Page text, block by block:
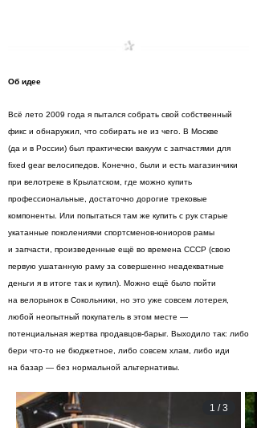
Об идее
Всё лето 2009 года я пытался собрать свой собственный
фикс и обнаружил, что собирать не из чего. В Москве
(да и в России) был практически вакуум с запчастями для
fixed gear велосипедов. Конечно, были и есть магазинчики
при велотреке в Крылатском, где можно купить
профессиональные, достаточно дорогие трековые
компоненты. Или попытаться там же купить с рук старые
укатанные поколениями спортсменов-юниоров рамы
и запчасти, произведенные ещё во времена СССР (свою
первую ушатанную раму за совершенно неадекватные
деньги я в итоге так и купил). Можно ещё было пойти
на велорынок в Сокольники, но это уже совсем лотерея,
любой неопытный покупатель в этом месте —
потенциальная жертва продавцов-барыг. Выходило так: либо
бери что-то не бюджетное, либо совсем хлам, либо иди
на базар — без нормальной альтернативы.
1 /3